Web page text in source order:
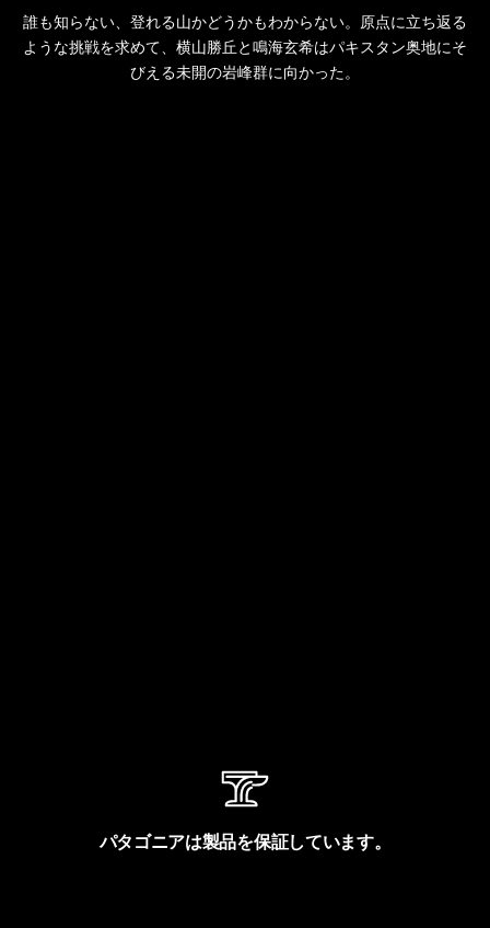
誰も知らない、登れる山かどうかもわからない。原点に立ち返る
ような挑戦を求めて、横山勝丘と鳴海玄希はパキスタン奥地にそ
びえる未開の岩峰群に向かった。
パタゴニアは製品を保証しています。